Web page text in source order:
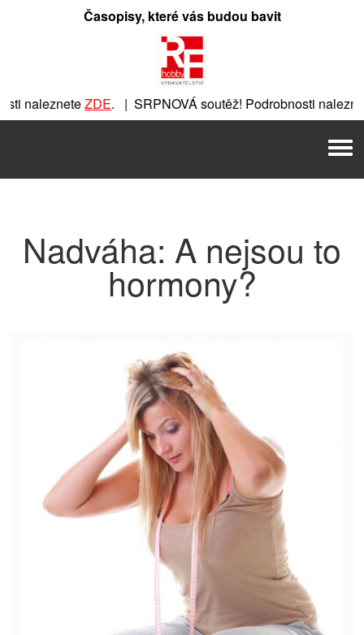
Časopisy, které vás budou bavit
nalezneteZDE. | SRPNOVÁ soutěž! Podrobnosti
. |
Nadváha: A nejsou to
hormony?